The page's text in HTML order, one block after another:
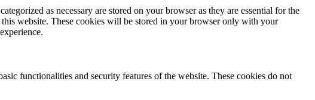
as necessary are stored on your browser as they are essential for the
website. These cookies will be stored in your browser only with your
functionalities and security features of the website. These cookies do not